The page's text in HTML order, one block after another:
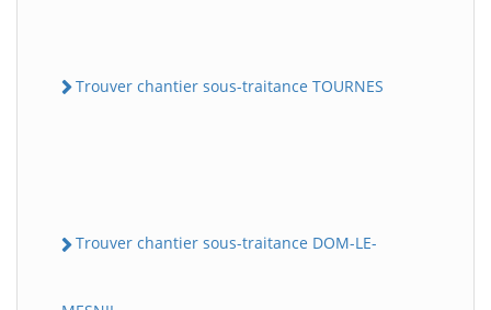
Trouver chantier sous-traitance TOURNES
Trouver chantier sous-traitance DOM-LE-